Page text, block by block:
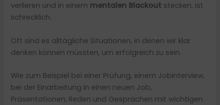
verlieren und in einem mentalen Blackout stecken, ist
schrecklich.
Oft sind es alltägliche Situationen, in denen wir klar
denken können müssten, um erfolgreich zu sein.
Wie zum Beispiel bei einer Prüfung, einem Jobinterview,
bei der Einarbeitung in einen neuen Job,
Präsentationen, Reden und Gesprächen mit wichtigen